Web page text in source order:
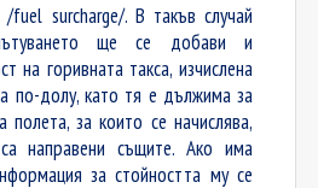
/fuel surcharge/. В такъв случай
ще се добави и
на горивната такса, изчислена
по-долу, като тя е дължима за
полета, за които се начислява,
направени същите. Ако има
за стойността му се